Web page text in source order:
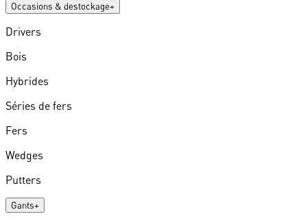
Occasions & destockage+
Drivers
Bois
Hybrides
Séries de fers
Fers
Wedges
Putters
Gants+